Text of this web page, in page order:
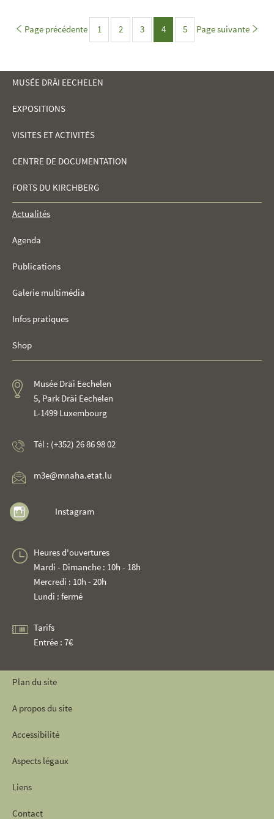
Page précédente Page
1 Page
2 Page
3 Page
4 Page
5 Page suivante
MENU
DE
NAVIGATION
MUSÉE DRÄI EECHELEN
EXPOSITIONS
VISITES ET ACTIVITÉS
CENTRE DE DOCUMENTATION
FORTS DU KIRCHBERG
Actualités
Agenda
Publications
Galerie multimédia
Infos pratiques
Shop
Musée Dräi Eechelen
5, Park Dräi Eechelen
L-1499 Luxembourg
Tél : (+352) 26 86 98 02
m3e@mnaha.etat.lu
Instagram
Heures d'ouvertures
Mardi - Dimanche : 10h - 18h
Mercredi : 10h - 20h
Lundi : fermé
Tarifs
Entrée : 7€
Plan du site
A propos du site
Accessibilité
Aspects légaux
Liens
Contact